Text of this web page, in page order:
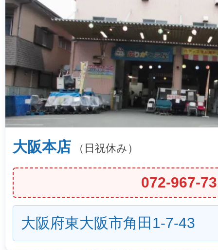
大阪本店 （日祝休み）
072-967-
大阪府東大阪市角田1-7-43